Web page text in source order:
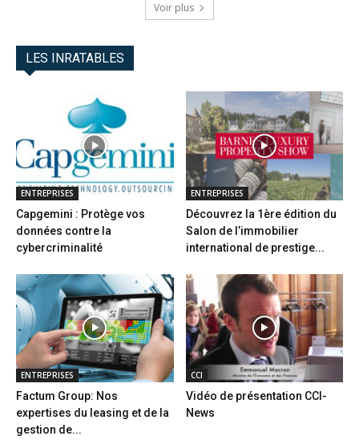
Voir plus
LES INRATABLES
ENTREPRISES
Capgemini : Protège vos
données contre la
cybercriminalité
ENTREPRISES
Découvrez la 1ère édition du
Salon de l’immobilier
international de prestige...
ENTREPRISES
Factum Group: Nos
expertises du leasing et de la
gestion de...
CCI
Vidéo de présentation CCI-
News